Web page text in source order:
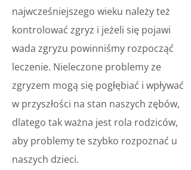
najwcześniejszego wieku należy też
kontrolować zgryz i jeżeli się pojawi
wada zgryzu powinniśmy rozpocząć
leczenie. Nieleczone problemy ze
zgryzem mogą się pogłębiać i wpływać
w przyszłości na stan naszych zębów,
dlatego tak ważna jest rola rodziców,
aby problemy te szybko rozpoznać u
naszych dzieci.